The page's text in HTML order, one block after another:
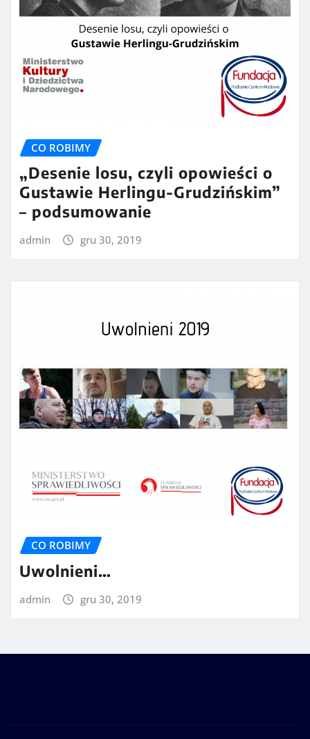
CO ROBIMY
„Desenie losu, czyli opowieści o
Gustawie Herlingu-Grudzińskim”
– podsumowanie
admin gru 30, 2019
CO ROBIMY
Uwolnieni…
admin gru 30, 2019